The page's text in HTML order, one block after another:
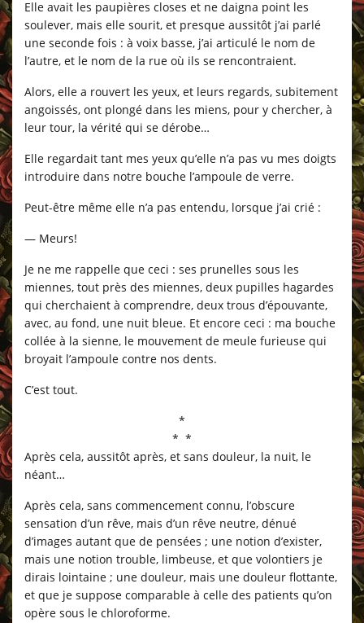
Elle avait les paupières closes et ne daigna point les
soulever, mais elle sourit, et presque aussitôt j’ai parlé
une seconde fois : à voix basse, j’ai articulé le nom de
l’autre, et le nom de la rue où ils se rencontraient.
Alors, elle a rouvert les yeux, et leurs regards, subitement
angoissés, ont plongé dans les miens, pour y chercher, à
leur tour, la vérité qui se dérobe…
Elle regardait tant mes yeux qu’elle n’a pas vu mes doigts
introduire dans notre bouche l’ampoule de verre.
Peut-être même elle n’a pas entendu, lorsque j’ai crié :
— Meurs!
Je ne me rappelle que ceci : ses prunelles sous les
miennes, tout près des miennes, deux pupilles hagardes
qui cherchaient à comprendre, deux trous d’épouvante,
avec, au fond, une nuit bleue. Et encore ceci : ma bouche
collée à la sienne, le mouvement de meule furieuse qui
broyait l’ampoule contre nos dents.
C’est tout.
*
* *
Après cela, aussitôt après, et sans douleur, la nuit, le
néant…
Après cela, sans commencement connu, l’obscure
sensation d’un rêve, mais d’un rêve neutre, dénué
d’images autant que de pensées ; une notion d’exister,
mais une notion trouble, limbeuse, et que volontiers je
dirais lointaine ; une douleur, mais une douleur flottante,
et que je suppose comparable à celle des patients qu’on
opère sous le chloroforme.